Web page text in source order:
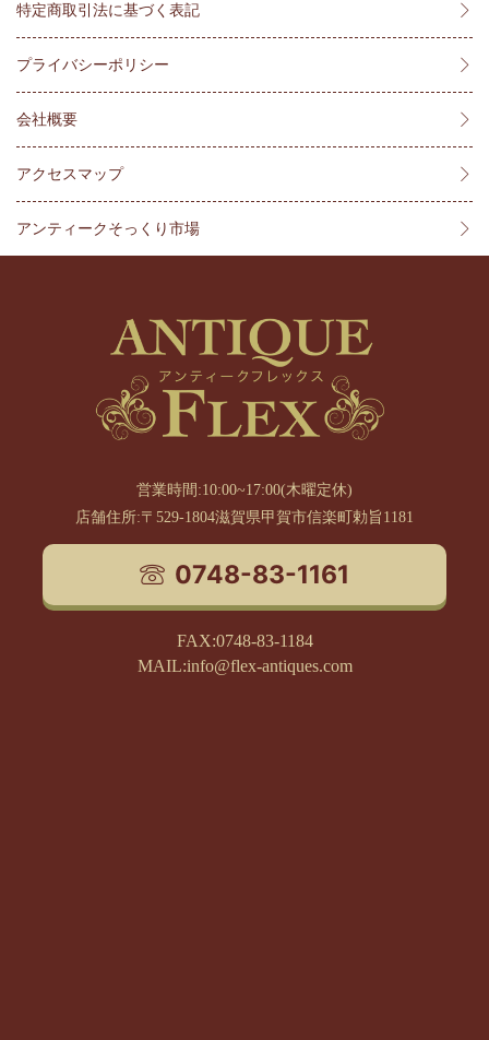
特定商取引法に基づく表記
プライバシーポリシー
会社概要
アクセスマップ
アンティークそっくり市場
営業時間:10:00~17:00(木曜定休)
店舗住所:〒529-1804滋賀県甲賀市信楽町勅旨1181
0748-83-1161
FAX:0748-83-1184
MAIL:info@flex-antiques.com